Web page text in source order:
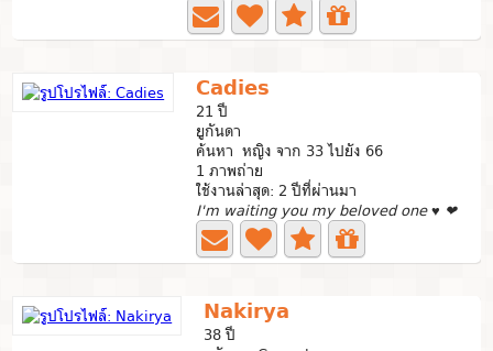
Cadies
21 ปี
ยูกันดา
ค้นหา หญิง จาก 33 ไปยัง 66
1 ภาพถ่าย
ใช้งานล่าสุด: 2 ปีที่ผ่านมา
I'm waiting you my beloved one ♥ ❤
Nakirya
38 ปี